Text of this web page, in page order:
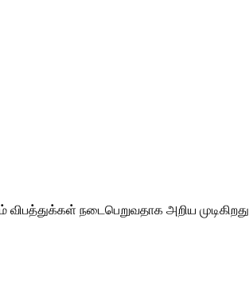
நடைபெறுவதாக அறிய முடிகிறது